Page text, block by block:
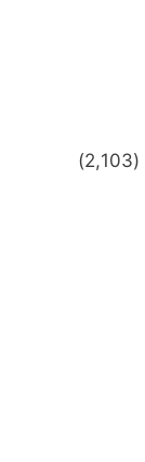
(2,103)